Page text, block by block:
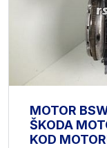
MOTOR
ŠKODA
KOD